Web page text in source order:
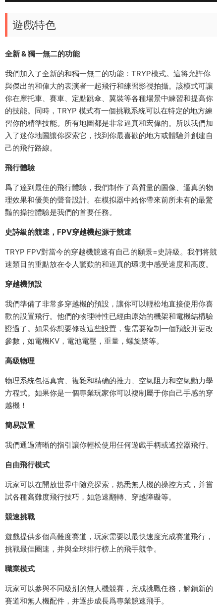
遊戲特色
全新 & 獨一無二的功能
我們加入了全新的和獨一無二的功能：TRYP模式。這将允許你
與傑出的和偉大的表演者一起飛行和練習影視拍攝。該模式可讓
你在摩托車、賽車、定點跳傘、翼裝等各種場景中練習和提高你
的技能。同時，TRYP 模式有一個挑戰系統可以在特定的地方練
習你的精準技能。所有地圖都是非常逼真和宏偉的。所以我們加
入了迷你地圖讓你探索它，找到你最喜歡的地方或體驗并創建自
己的飛行路線。
飛行體驗
爲了達到最佳的飛行體驗，我們制作了高質量的圖像、逼真的物
理效果和優美的聲音設計。在模拟器中給你帶來前所未有的最驚
豔的操控體驗是我們的首要任務。
史詩級的競速，FPV穿越機起源于競速
TRYP FPV對當今的穿越機競速有自己的願景=史詩級。我們将競
速類目的重點放在令人驚歎的和逼真的環境中感受速度和高度。
穿越機預設
我們準備了非常多穿越機的預設，讓你可以輕松地直接使用你喜
歡的設置飛行。他們的物理特性已經由原始的機架和電機結構驗
證過了。如果你想要修改這些設置，隻需要複制一個預設并更改
參數，如電機KV，電池電壓，重量，螺旋槳等。
高級物理
物理系統包括真實、複雜和精确的推力、空氣阻力和空氣動力學
方程式。如果你是一個專業玩家你可以複制屬于你自己手感的穿
越機！
簡易設置
我們通過清晰的指引讓你輕松使用任何遊戲手柄或遙控器飛行。
自由飛行模式
玩家可以在開放世界中随意探索，熟悉無人機的操控方式，并嘗
試各種高難度飛行技巧，如急速翻轉、穿越障礙等。
競速挑戰
遊戲提供多個高難度賽道，玩家需要以最快速度完成賽道飛行，
挑戰最佳圈速，并與全球排行榜上的飛手競争。
職業模式
玩家可以參與不同級别的無人機競賽，完成挑戰任務，解鎖新的
賽道和無人機配件，并逐步成長爲專業競速飛手。